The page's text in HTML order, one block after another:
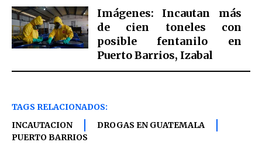
Imágenes: Incautan más
de cien toneles con
posible fentanilo en
Puerto Barrios, Izabal
TAGS RELACIONADOS:
INCAUTACION
DROGAS EN GUATEMALA
PUERTO BARRIOS